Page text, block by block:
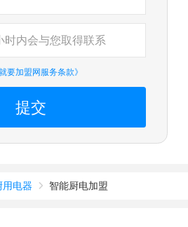
要加盟网服务条款》
提交
用电器  智能厨电加盟